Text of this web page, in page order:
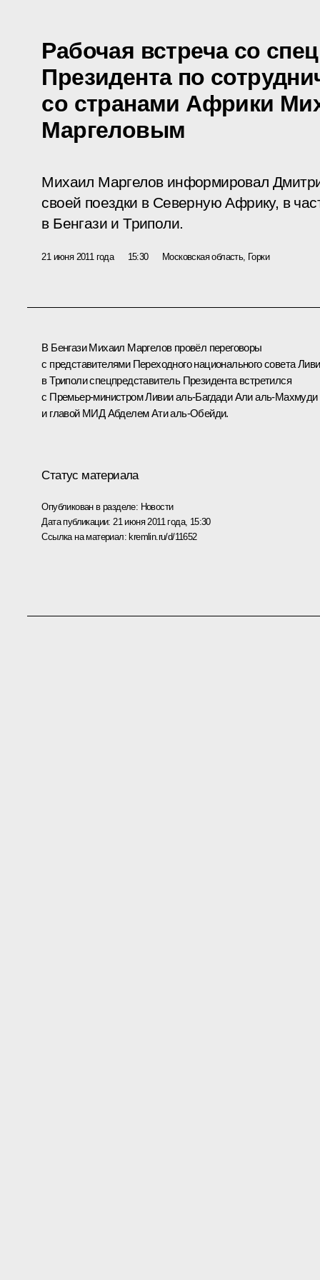
Рабочая встреча со
Президента по
со странами Африки
Маргеловым
Михаил Маргелов информировал
своей поездки в Северную Африку, в
в Бенгази и Триполи.
21 июня 2011 года 15:30 Московская область, Горки
В БенгазиМихаил Маргеловпровёл переговоры
с представителями Переходного национального совета
в Триполи спецпредставитель Президента встретился
с Премьер-министром Ливии аль-Багдади Али аль-Махмуди
и главой МИД Абделем Ати аль-Обейди.
Статус материала
Опубликован в разделе: Новости
Дата публикации: 21 июня 2011 года, 15:30
Ссылка на материал: kremlin.ru/d/11652